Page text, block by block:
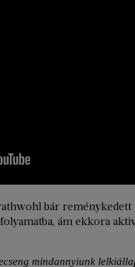
bár
ám ekkora
mindannyiunk